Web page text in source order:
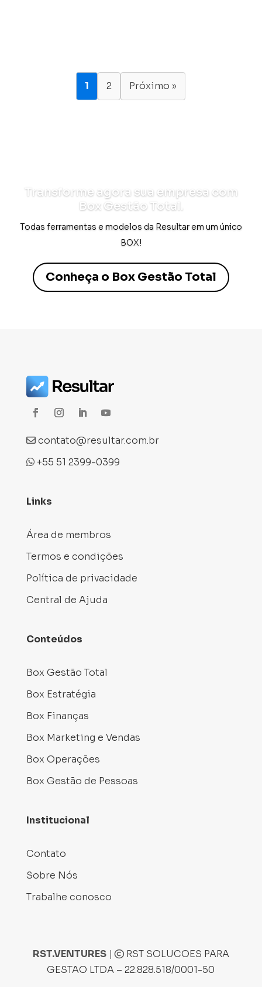
1 2 Próximo »
Transforme agora sua empresa com
Box Gestão Total.
Todas ferramentas e modelos da Resultar em um único
BOX!
Conheça o Box Gestão Total
contato@resultar.com.br
+55 51 2399-0399
Links
Área de membros
Termos e condições
Política de privacidade
Central de Ajuda
Conteúdos
Box Gestão Total
Box Estratégia
Box Finanças
Box Marketing e Vendas
Box Operações
Box Gestão de Pessoas
Institucional
Contato
Sobre Nós
Trabalhe conosco
RST.VENTURES|
RST SOLUCOES PARA
GESTAO LTDA – 22.828.518/0001-50